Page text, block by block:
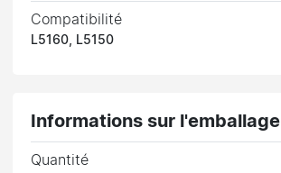
Compatibilité
L5160, L5150
Informations sur l'emballage
Quantité